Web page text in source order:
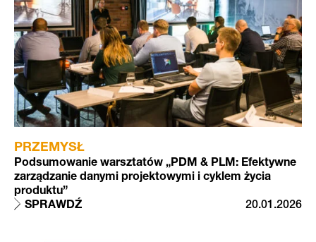
PRZEMYSŁ
Podsumowanie warsztatów „PDM & PLM: Efektywne
zarządzanie danymi projektowymi i cyklem życia
produktu”
SPRAWDŹ
20.01.2026